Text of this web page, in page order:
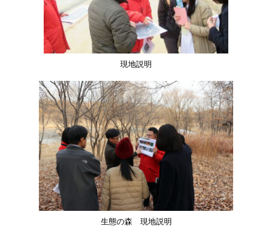
現地説明
生態の森 現地説明